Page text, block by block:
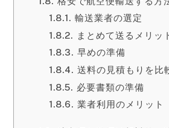
輸送業者の選定
まとめて送るメリッ
早めの準備
送料の見積もりを比
必要書類の準備
業者利用のメリット